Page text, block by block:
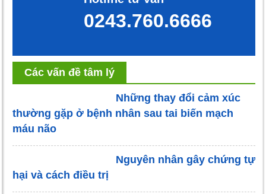
0243.760.6666
Các vấn đề tâm lý
Những thay đổi cảm xúc
thường gặp ở bệnh nhân sau tai biến mạch
máu não
Nguyên nhân gây chứng tự
hại và cách điều trị